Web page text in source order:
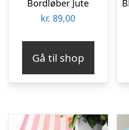
Bordløber Jute
kr. 89,00
Gå til shop